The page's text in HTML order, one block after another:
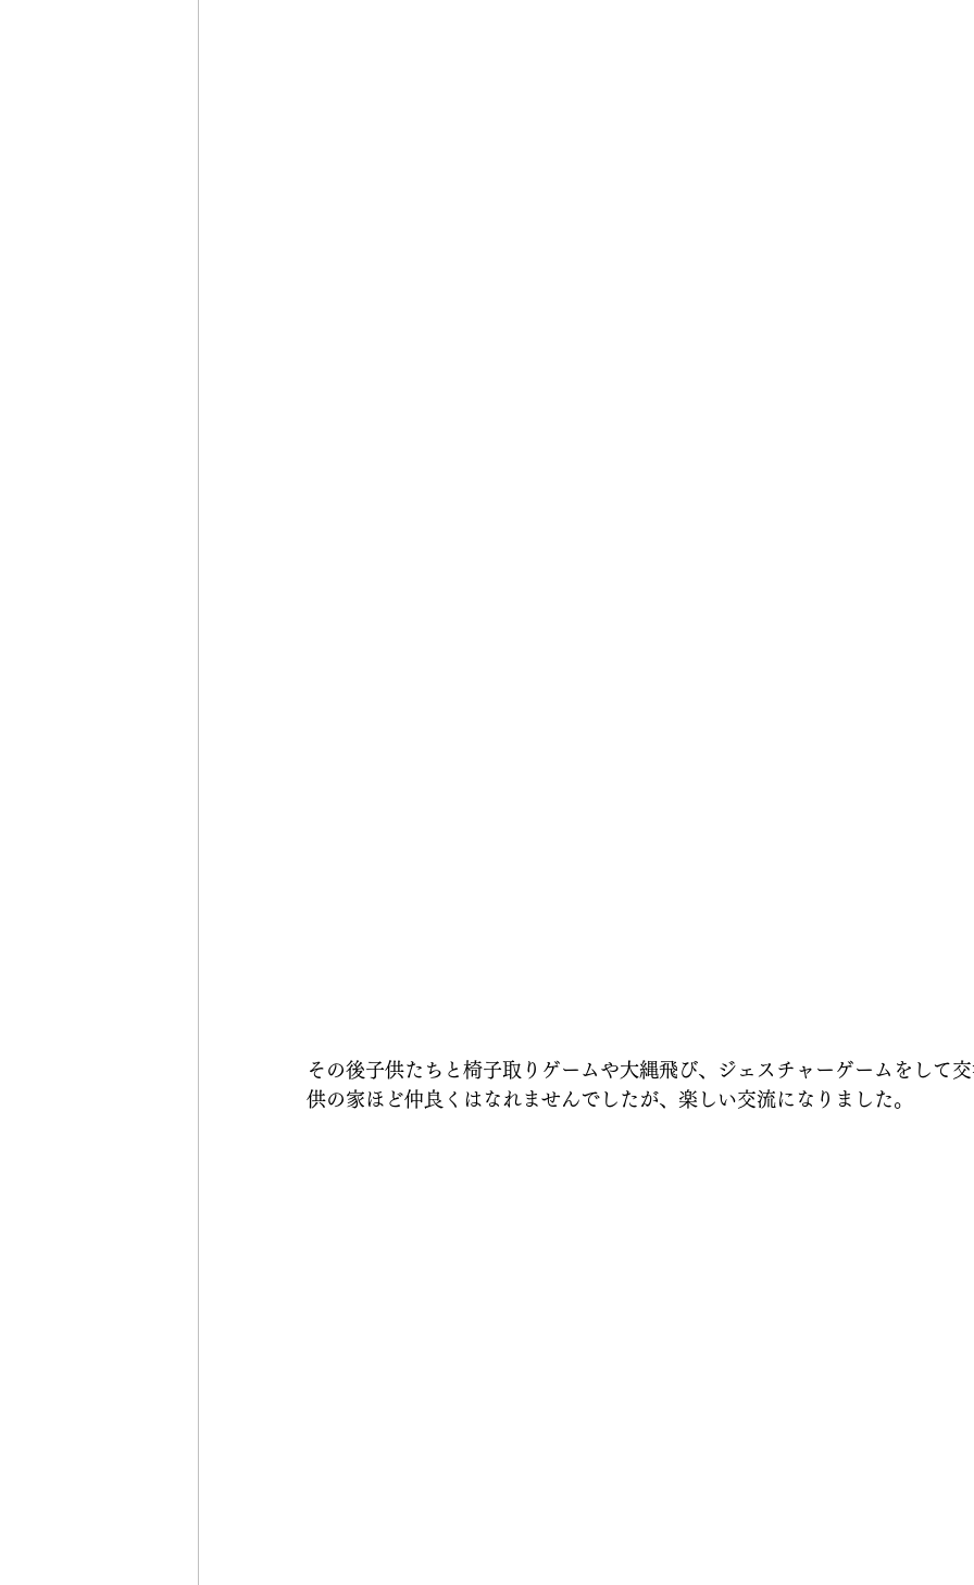
その後子供たちと椅子取りゲームや大縄飛び、ジェスチャーゲームをして
供の家ほど仲良くはなれませんでしたが、楽しい交流になりました。